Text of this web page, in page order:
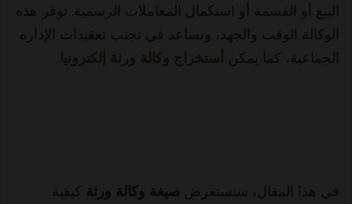
البيع أو القسمة أو استكمال المعاملات الرسمية. توفر هذه
الوكالة الوقت والجهد، وتساعد في تجنب تعقيدات الإدارة
الجماعية، كما يمكن أستخراج وكالة ورثة إلكترونيا.
في هذا المقال، سنستعرض صيغة وكالة ورثة كيفية